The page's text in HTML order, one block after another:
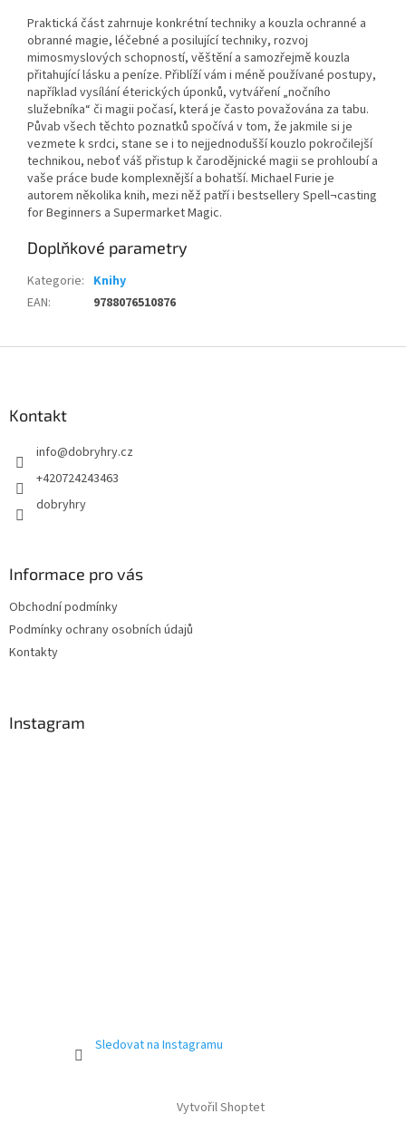
Praktická část zahrnuje konkrétní techniky a kouzla ochranné a
obranné magie, léčebné a posilující techniky, rozvoj
mimosmyslových schopností, věštění a samozřejmě kouzla
přitahující lásku a peníze. Přiblíží vám i méně používané postupy,
například vysílání éterických úponků, vytváření „nočního
služebníka“ či magii počasí, která je často považována za tabu.
Půvab všech těchto poznatků spočívá v tom, že jakmile si je
vezmete k srdci, stane se i to nejjednodušší kouzlo pokročilejší
technikou, neboť váš přistup k čarodějnické magii se prohloubí a
vaše práce bude komplexnější a bohatší. Michael Furie je
autorem několika knih, mezi něž patří i bestsellery Spell¬casting
for Beginners a Supermarket Magic.
Doplňkové parametry
Kategorie: Knihy
EAN: 9788076510876
Kontakt
info@dobryhry.cz
+420724243463
dobryhry
Informace pro vás
Obchodní podmínky
Podmínky ochrany osobních údajů
Kontakty
Instagram
Sledovat na Instagramu
Vytvořil Shoptet